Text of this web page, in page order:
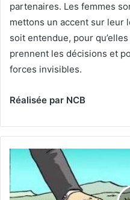
partenaires. Les femmes
mettons un accent sur leur
soit entendue, pour
prennent les décisions et
forces invisibles.
Réalisée par NCB
A
c
a